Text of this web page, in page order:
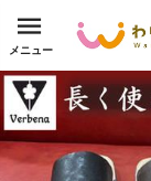
メニュー